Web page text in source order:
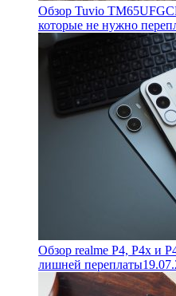
Обзор Tuvio
которые не нужно
Обзор realme P4, P4x и
лишней переплаты